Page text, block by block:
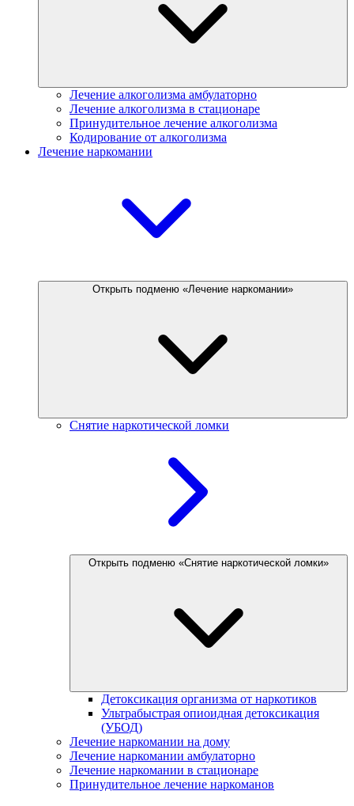
Лечение алкоголизма амбулаторно
Лечение алкоголизма в стационаре
Принудительное лечение алкоголизма
Кодирование от алкоголизма
Лечение наркомании
Открыть подменю «Лечение наркомании»
Снятие наркотической ломки
Открыть подменю «Снятие наркотической ломки»
Детоксикация организма от наркотиков
Ультрабыстрая опиоидная детоксикация
(УБОД)
Лечение наркомании на дому
Лечение наркомании амбулаторно
Лечение наркомании в стационаре
Принудительное лечение наркоманов